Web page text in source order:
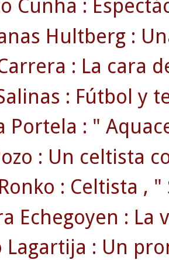
Cunha :
Hultberg :
: La cara
: Fútbol y
Portela : "
: Un celtista
: Celtista ,
Echegoyen : La
Lagartija : Un